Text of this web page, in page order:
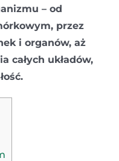
– od
przez
i organów, aż
całych układów,